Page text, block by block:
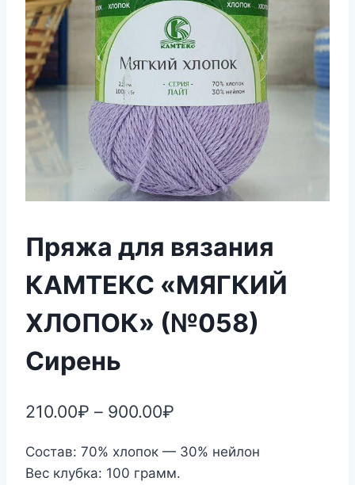
Пряжа для вязания
КАМТЕКС «МЯГКИЙ
ХЛОПОК» (№058)
Сирень
210.00₽ – 900.00₽
Состав: 70% хлопок — 30% нейлон
Вес клубка: 100 грамм.